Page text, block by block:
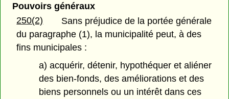
Pouvoirs généraux
250(2)
Sans préjudice de la portée générale
du paragraphe (1), la municipalité peut, à des
fins municipales :
a) acquérir, détenir, hypothéquer et aliéner
des bien-fonds, des améliorations et des
biens personnels ou un intérêt dans ces